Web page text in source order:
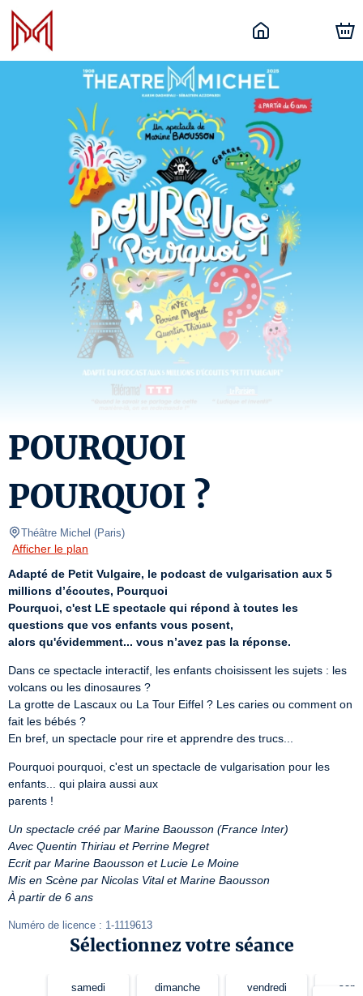
POURQUOI
POURQUOI ?
Théâtre Michel (Paris)
Afficher le plan
Adapté de Petit Vulgaire, le podcast de vulgarisation aux 5
millions d’écoutes, Pourquoi
Pourquoi, c'est LE spectacle qui répond à toutes les
questions que vos enfants vous posent,
alors qu'évidemment... vous n’avez pas la réponse.
Dans ce spectacle interactif, les enfants choisissent les sujets : les
volcans ou les dinosaures ?
La grotte de Lascaux ou La Tour Eiffel ? Les caries ou comment on
fait les bébés ?
En bref, un spectacle pour rire et apprendre des trucs...
Pourquoi pourquoi, c'est un spectacle de vulgarisation pour les
enfants... qui plaira aussi aux
parents !
Un spectacle créé par Marine Baousson (France Inter)
Avec Quentin Thiriau et Perrine Megret
Ecrit par Marine Baousson et Lucie Le Moine
Mis en Scène par Nicolas Vital et Marine Baousson
À partir de 6 ans
Numéro de licence : 1-1119613
Sélectionnez votre séance
samedi dimanche vendredi